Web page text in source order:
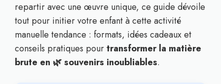
repartir avec une œuvre unique, ce guide dévoile
tout pour initier votre enfant à cette activité
manuelle tendance : formats, idées cadeaux et
conseils pratiques pourtransformer la matière
brute en 🌿 souvenirs inoubliables.